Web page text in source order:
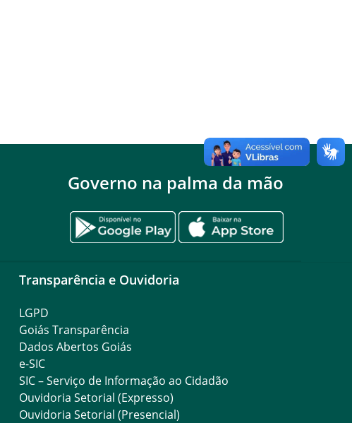
Governo na palma da mão
Transparência e Ouvidoria
LGPD
Goiás Transparência
Dados Abertos Goiás
e-SIC
SIC – Serviço de Informação ao Cidadão
Ouvidoria Setorial (Expresso)
Ouvidoria Setorial (Presencial)